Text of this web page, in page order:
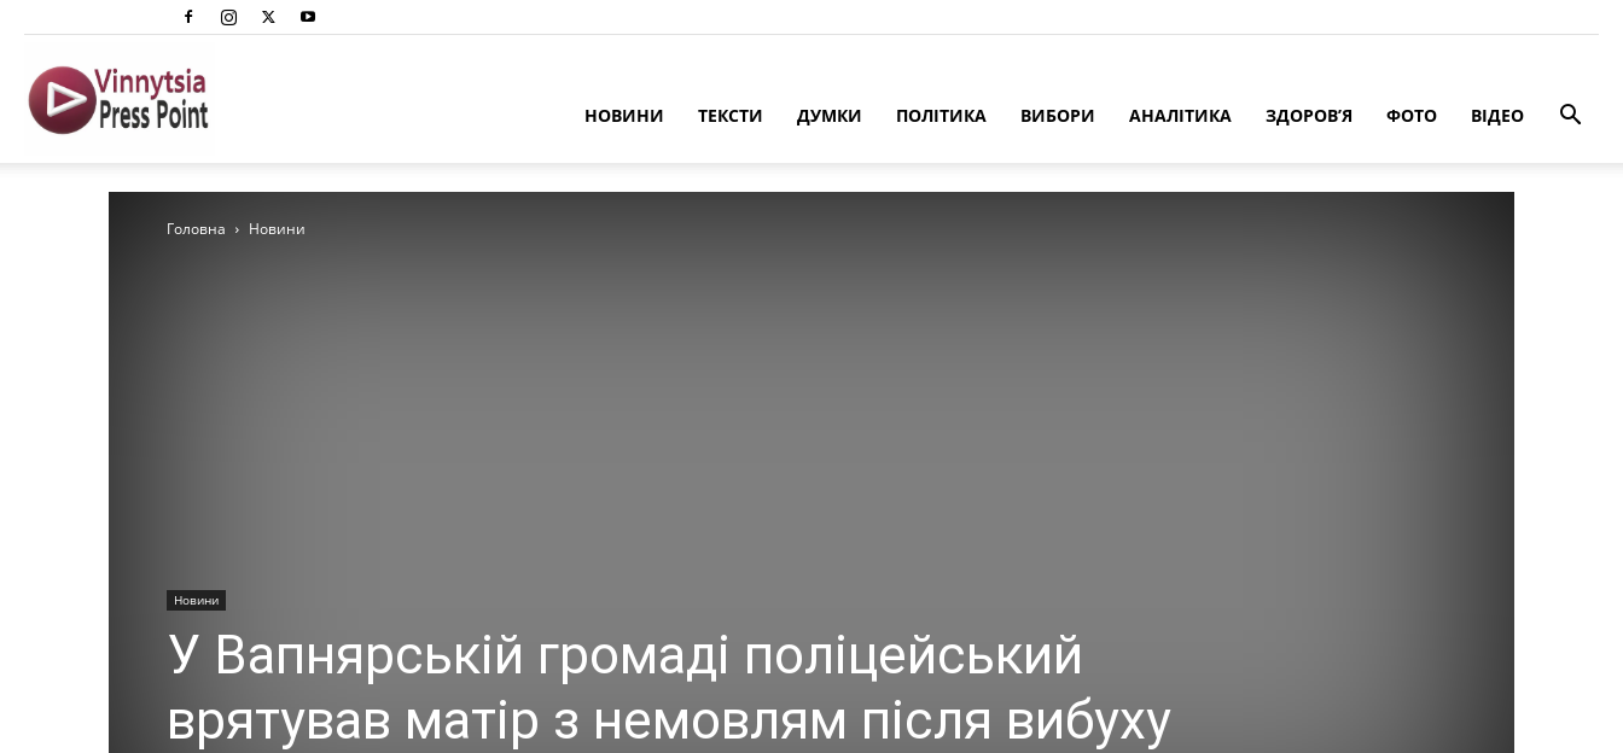
Преспоінт
НОВИНИ ТЕКСТИ ДУМКИ ПОЛІТИКА ВИБОРИ АНАЛІТИКА ЗДОРОВ’Я ФОТО ВІДЕО
Головна Новини
Новини
У Вапнярській громаді поліцейський
врятував матір з немовлям після вибуху